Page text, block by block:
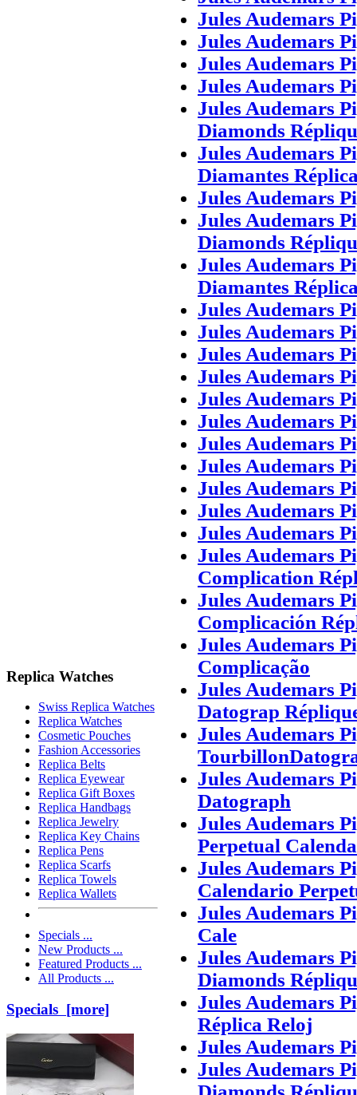
Replica Watches
Swiss Replica Watches
Replica Watches
Cosmetic Pouches
Fashion Accessories
Replica Belts
Replica Eyewear
Replica Gift Boxes
Replica Handbags
Replica Jewelry
Replica Key Chains
Replica Pens
Replica Scarfs
Replica Towels
Replica Wallets
Specials ...
New Products ...
Featured Products ...
All Products ...
Specials [more]
Jules Audemars
Jules Audemars
Jules Audemars
Jules Audemars
Jules Audemars
Diamonds
Jules Audemars
Diamantes
Jules Audemars
Jules Audemars
Diamonds
Jules Audemars
Diamantes
Jules Audemars
Jules Audemars
Jules Audemars
Jules Audemars
Jules Audemars
Jules Audemars
Jules Audemars
Jules Audemars
Jules Audemars
Jules Audemars
Jules Audemars
Jules Audemars
Complication
Jules Audemars
Complicación
Jules Audemars
Complicação
Jules Audemars
Datograp
Jules Audemars
Jules Audemars
Datograph
Jules Audemars
Perpetual
Jules Audemars
Calendario
Jules Audemars
Cale
Jules Audemars
Diamonds
Jules Audemars
Réplica Reloj
Jules Audemars
Jules Audemars